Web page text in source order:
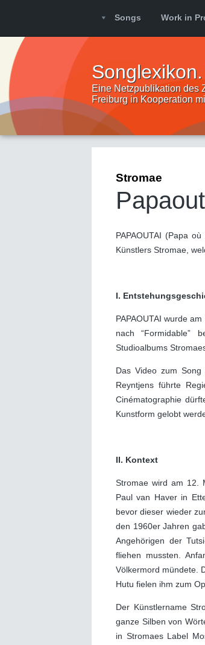
Songs Work in
Eine Netzpublikation des
Freiburg in Kooperation
Stromae
PAPAOUTAI (Papa
Künstlers Stromae,
I.
PAPAOUTAI wurde
nach “Formidable”
Studioalbums
Das Video zum
Reyntjens führte
Cinématographie
Kunstform gelobt
II. Kontext
Stromae wird am 12.
Paul van Haver in
bevor dieser wieder
den 1960er Jahren
Angehörigen der
fliehen mussten.
Völkermord mündete.
Hutu fielen ihm zum
Der Künstlername
ganze Silben von
in Stromaes Label